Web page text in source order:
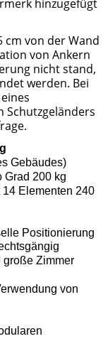
hinzugefügt
cm von der Wand
von Ankern
nicht stand,
werden. Bei
Schutzgeländers
Gebäudes)
Grad 200 kg
14 Elementen 240
Positionierung
große Zimmer
von